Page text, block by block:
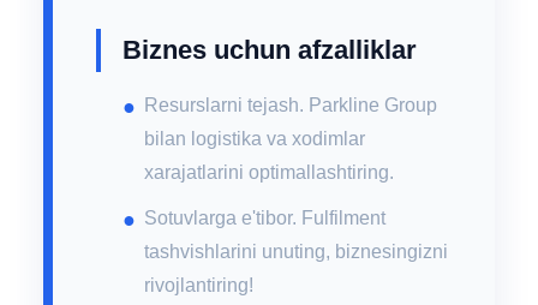
Biznes uchun afzalliklar
Resurslarni tejash. Parkline Group
bilan logistika va xodimlar
xarajatlarini optimallashtiring.
Sotuvlarga e'tibor. Fulfilment
tashvishlarini unuting, biznesingizni
rivojlantiring!